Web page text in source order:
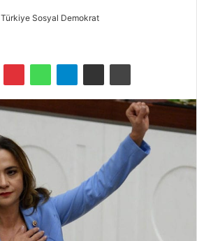
Türkiye Sosyal Demokrat
e
-
p
o
g